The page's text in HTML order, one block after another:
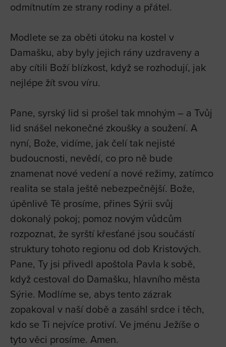
odmítnutím ze strany rodiny a přátel.
Modlete se za oběti útoku na kostel v
Damašku, aby byly jejich rány uzdraveny a
aby cítili Boží blízkost, když se rozhodují, jak
nejlépe žít svou víru.
Pane, syrský lid si prošel tak mnohým – a Tvůj
lid snášel nekonečné zkoušky a soužení. A
nyní, Bože, vidíme, jak čelí tak nejisté
budoucnosti, nevědí, co pro ně bude
znamenat nové vedení a nové režimy, zatímco
realita se stala ještě nebezpečnější. Bože,
úpěnlivě Tě prosíme, přines Sýrii svůj
dokonalý pokoj; pomoz novým vůdcům
rozpoznat, že syrští křesťané jsou součástí
struktury tohoto regionu od dob Kristových.
Pane, Ty jsi přivedl apoštola Pavla k sobě,
když cestoval do Damašku, hlavního města
Sýrie. Modlíme se, abys tento zázrak
zopakoval v naší době a zasáhl srdce i těch,
kdo se Ti nejvíce protiví. Ve jménu Ježíše o
tyto věci prosíme. Amen.